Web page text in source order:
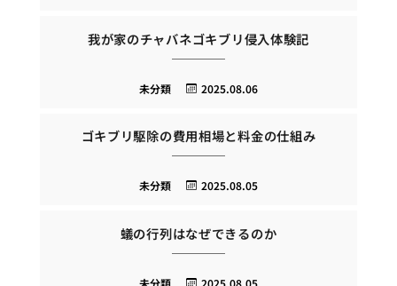
我が家のチャバネゴキブリ侵入体験記
2025.08.06
未分類
ゴキブリ駆除の費用相場と料金の仕組み
2025.08.05
未分類
蟻の行列はなぜできるのか
2025.08.05
未分類